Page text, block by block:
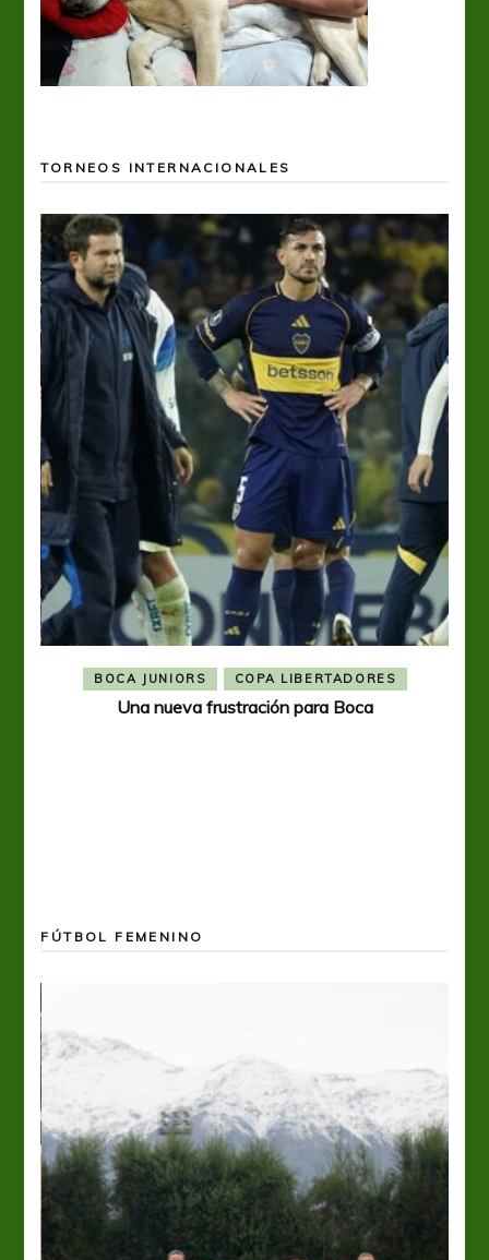
TORNEOS INTERNACIONALES
BOCA JUNIORS COPA LIBERTADORES
Una nueva frustración para Boca
FÚTBOL FEMENINO